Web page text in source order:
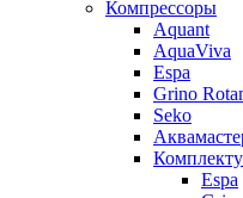
Компрессоры
Aquant
AquaViva
Espa
Grino
Seko
Espa